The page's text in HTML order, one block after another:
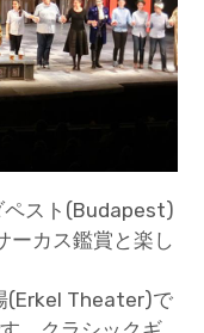
スト(Budapest)
ーカス鑑賞と楽し
(Erkel Theater)で